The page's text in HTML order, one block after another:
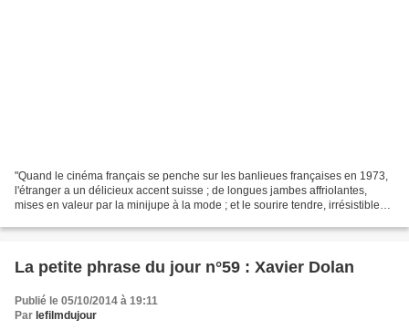
"Quand le cinéma français se penche sur les banlieues françaises en 1973,
l'étranger a un délicieux accent suisse ; de longues jambes affriolantes,
mises en valeur par la minijupe à la mode ; et le sourire tendre, irrésistible
La petite phrase du jour n°59 : Xavier Dolan
Publié le 05/10/2014 à 19:11
Par lefilmdujour